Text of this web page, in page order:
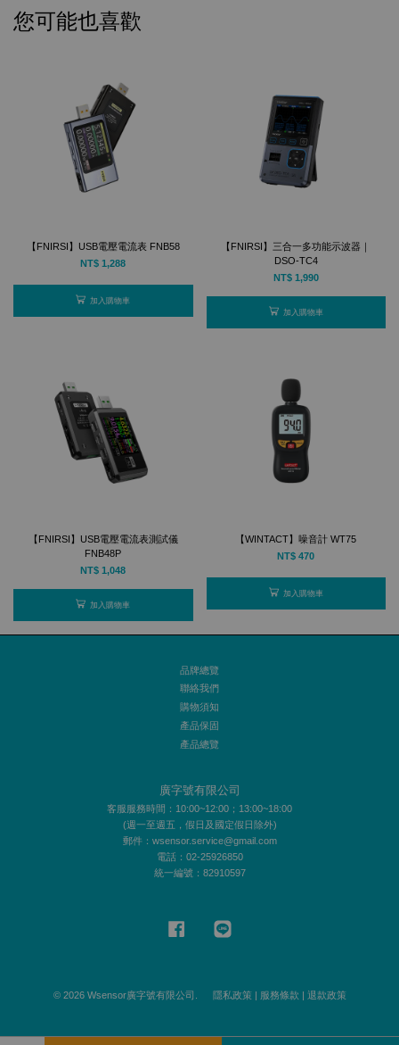
您可能也喜歡
【FNIRSI】USB電壓電流表 FNB58
NT$ 1,288
加入購物車
【FNIRSI】三合一多功能示波器｜
DSO-TC4
NT$ 1,990
加入購物車
【FNIRSI】USB電壓電流表測試儀
FNB48P
NT$ 1,048
加入購物車
【WINTACT】噪音計 WT75
NT$ 470
加入購物車
品牌總覽
聯絡我們
購物須知
產品保固
產品總覽
廣字號有限公司
客服服務時間：10:00~12:00；13:00~18:00
(週一至週五，假日及國定假日除外)
郵件：wsensor.service@gmail.com
電話：02-25926850
統一編號：82910597
Facebook
© 2026 Wsensor廣字號有限公司. 隱私政策| 服務條款 退款政策